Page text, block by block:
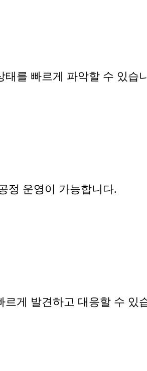
를 빠르게 파악할 수 있습
정 운영이 가능합니다.
게 발견하고 대응할 수 있